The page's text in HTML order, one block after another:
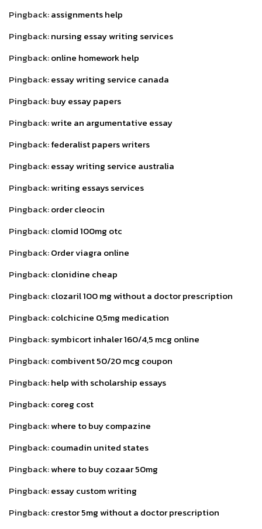
Pingback:assignments help
Pingback:nursing essay writing services
Pingback:online homework help
Pingback:essay writing service canada
Pingback:buy essay papers
Pingback:write an argumentative essay
Pingback:federalist papers writers
Pingback:essay writing service australia
Pingback:writing essays services
Pingback:order cleocin
Pingback:clomid 100mg otc
Pingback:Order viagra online
Pingback:clonidine cheap
Pingback:clozaril 100 mg without a doctor prescription
Pingback:colchicine 0,5mg medication
Pingback:symbicort inhaler 160/4,5 mcg online
Pingback:combivent 50/20 mcg coupon
Pingback:help with scholarship essays
Pingback:coreg cost
Pingback:where to buy compazine
Pingback:coumadin united states
Pingback:where to buy cozaar 50mg
Pingback:essay custom writing
Pingback:crestor 5mg without a doctor prescription